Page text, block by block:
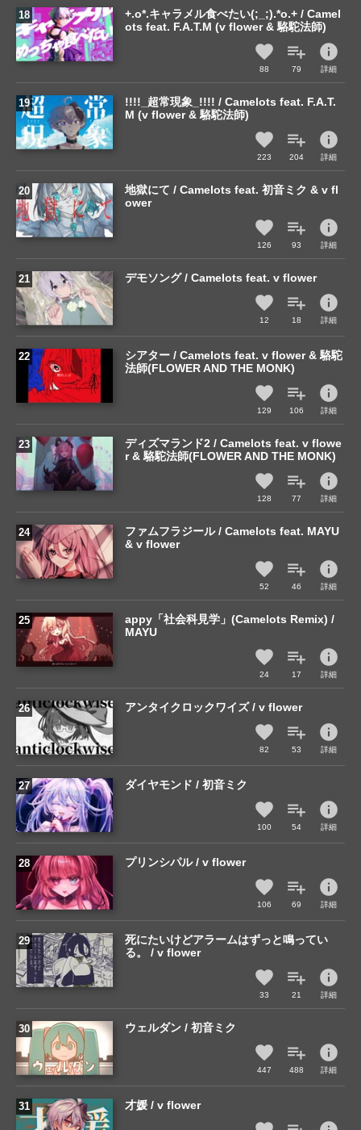
+.o*.キャラメル食べたい(;_;).*o.+ / Camel
ots feat. F.A.T.M (v flower & 駱駝法師)
88 79
info
詳細
!!!!_超常現象_!!!! / Camelots feat. F.A.T.
M (v flower & 駱駝法師)
223 204
info
詳細
地獄にて / Camelots feat. 初音ミク & v fl
ower
126 93
info
詳細
デモソング / Camelots feat. v flower
12 18
info
詳細
シアター / Camelots feat. v flower & 駱駝
法師(FLOWER AND THE MONK)
129 106
info
詳細
ディズマランド2 / Camelots feat. v flowe
r & 駱駝法師(FLOWER AND THE MONK)
128 77
info
詳細
ファムフラジール / Camelots feat. MAYU
& v flower
52 46
info
詳細
appy「社会科見学」(Camelots Remix) /
MAYU
24 17
info
詳細
アンタイクロックワイズ / v flower
82 53
info
詳細
ダイヤモンド / 初音ミク
100 54
info
詳細
プリンシパル / v flower
106 69
info
詳細
死にたいけどアラームはずっと鳴ってい
る。 / v flower
33 21
info
詳細
ウェルダン / 初音ミク
447 488
info
詳細
才媛 / v flower